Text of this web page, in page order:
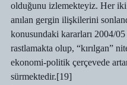
olduğunu izlemekteyiz. Her
anılan gergin ilişkilerini
konusundaki kararları 2004/05
rastlamakta olup, “kırılgan”
ekonomi-politik çerçevede
sürmektedir.[19]